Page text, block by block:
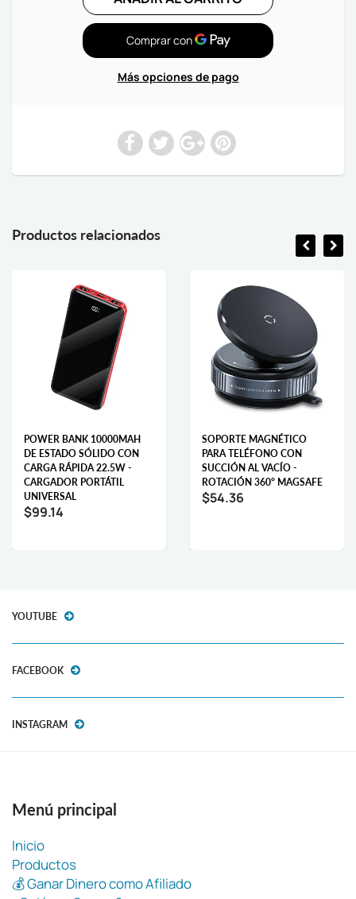
Más opciones de pago
Productos relacionados
POWER BANK 10000MAH
DE ESTADO SÓLIDO CON
CARGA RÁPIDA 22.5W -
CARGADOR PORTÁTIL
UNIVERSAL
$99.14
SOPORTE MAGNÉTICO
PARA TELÉFONO CON
SUCCIÓN AL VACÍO -
ROTACIÓN 360° MAGSAFE
$54.36
YOUTUBE
FACEBOOK
INSTAGRAM
Menú principal
Inicio
Productos
💰 Ganar Dinero como Afiliado